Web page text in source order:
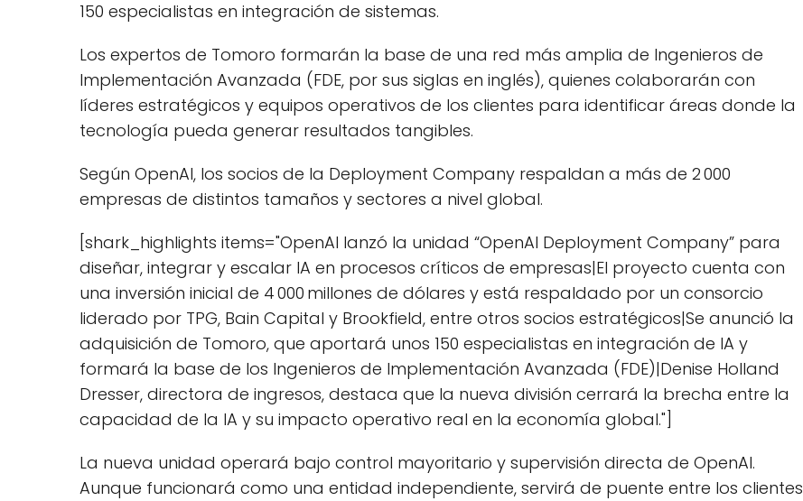
150 especialistas en integración de sistemas.
Los expertos de Tomoro formarán la base de una red más amplia de Ingenieros de
Implementación Avanzada (FDE, por sus siglas en inglés), quienes colaborarán con
líderes estratégicos y equipos operativos de los clientes para identificar áreas donde la
tecnología pueda generar resultados tangibles.
Según OpenAI, los socios de la Deployment Company respaldan a más de 2 000
empresas de distintos tamaños y sectores a nivel global.
[shark_highlights items="OpenAI lanzó la unidad “OpenAI Deployment Company” para
diseñar, integrar y escalar IA en procesos críticos de empresas|El proyecto cuenta con
una inversión inicial de 4 000 millones de dólares y está respaldado por un consorcio
liderado por TPG, Bain Capital y Brookfield, entre otros socios estratégicos|Se anunció la
adquisición de Tomoro, que aportará unos 150 especialistas en integración de IA y
formará la base de los Ingenieros de Implementación Avanzada (FDE)|Denise Holland
Dresser, directora de ingresos, destaca que la nueva división cerrará la brecha entre la
capacidad de la IA y su impacto operativo real en la economía global."]
La nueva unidad operará bajo control mayoritario y supervisión directa de OpenAI.
Aunque funcionará como una entidad independiente, servirá de puente entre los clientes